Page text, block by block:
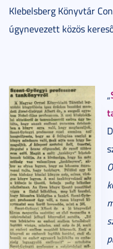
Klebelsberg Könyvtár
úgynevezett közös
„